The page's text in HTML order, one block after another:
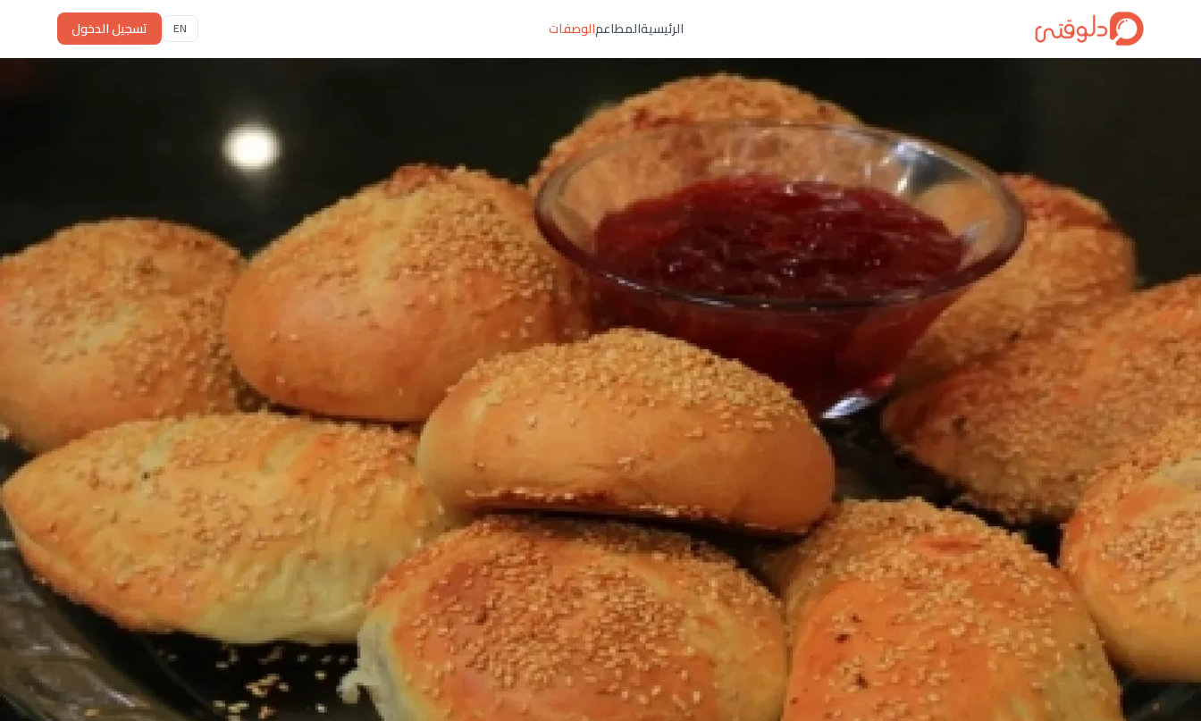
الرئيسيةالمطاعمالوصفات EN تسجيل الدخول